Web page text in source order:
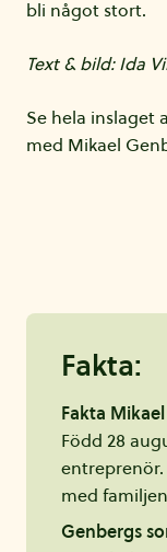
bli något stort.
Text & bild: Ida
Se hela inslaget
med Mikael
Fakta:
Fakta
Född 28
med familjen
Genbergs